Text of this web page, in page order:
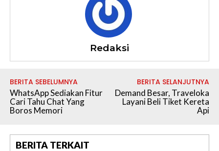
Redaksi
BERITA SEBELUMNYA
WhatsApp Sediakan Fitur
Cari Tahu Chat Yang
Boros Memori
BERITA SELANJUTNYA
Demand Besar, Traveloka
Layani Beli Tiket Kereta
Api
BERITA TERKAIT